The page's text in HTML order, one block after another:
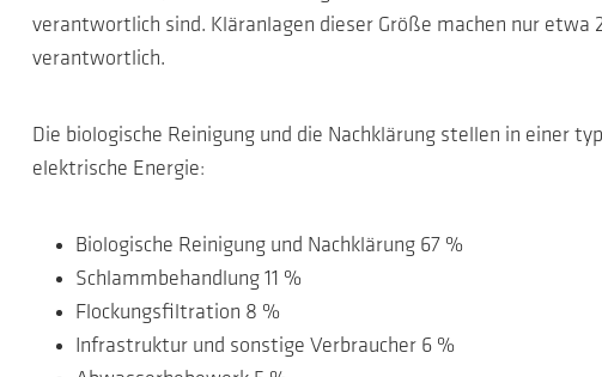
verantwortlich sind. Kläranlagen dieser Größe machen nur
verantwortlich.
Die biologische Reinigung und die Nachklärung stellen in einer
elektrische Energie:
Biologische Reinigung und Nachklärung 67 %
Schlammbehandlung 11 %
Flockungsfiltration 8 %
Infrastruktur und sonstige Verbraucher 6 %